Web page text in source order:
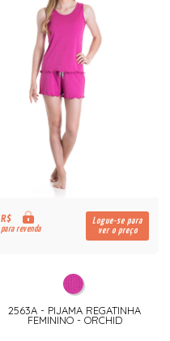
R$
para revenda
Logue-se para
ver o preço
2563A - PIJAMA REGATINHA
FEMININO - ORCHID